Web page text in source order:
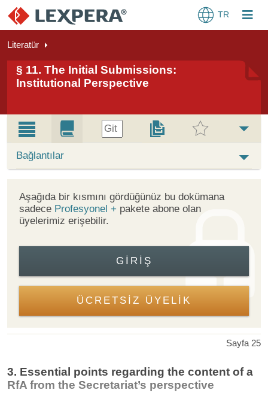
TR
Literatür
§ 11. The Initial Submissions:
Institutional Perspective
Git
Bağlantılar
Aşağıda bir kısmını gördüğünüz bu dokümana
sadece Profesyonel + pakete abone olan
üyelerimiz erişebilir.
GIRIŞ
ÜCRETSİZ ÜYELİK
Sayfa 25
3. Essential points regarding the content of a
RfA from the Secretariat’s perspective